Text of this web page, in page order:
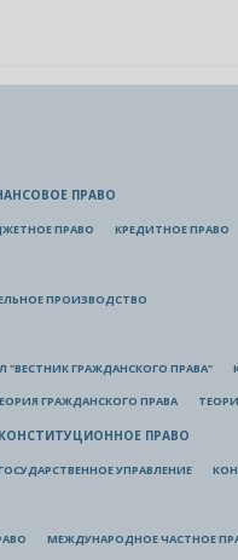
ПРАВО
ПРАВО КРЕДИТНОЕ ПРАВО
ПРОИЗВОДСТВО
"ВЕСТНИК ГРАЖДАНСКОГО ПРАВА"
ГРАЖДАНСКОГО ПРАВА
КОНСТИТУЦИОННОЕ ПРАВО
УПРАВЛЕНИЕ
МЕЖДУНАРОДНОЕ ЧАСТНОЕ